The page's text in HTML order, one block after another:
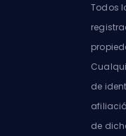
Todos
de
de